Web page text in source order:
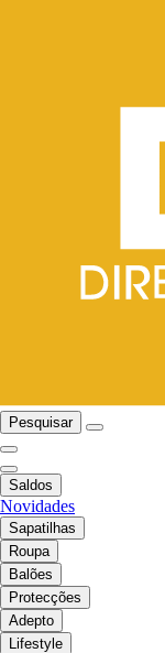
Pesquisar
Saldos
Novidades
Sapatilhas
Roupa
Balões
Protecções
Adepto
Lifestyle